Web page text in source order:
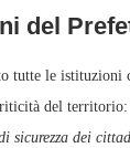
del
tutte le istituzioni
del territorio:
sicurezza dei